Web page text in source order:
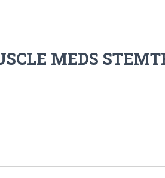
MEDS